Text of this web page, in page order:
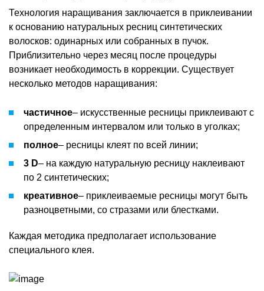
Технология наращивания заключается в приклеивании
к основанию натуральных ресниц синтетических
волосков: одинарных или собранных в пучок.
Приблизительно через месяц после процедуры
возникает необходимость в коррекции. Существует
несколько методов наращивания:
частичное– искусственные ресницы приклеивают с
определенным интервалом или только в уголках;
полное– ресницы клеят по всей линии;
3 D– на каждую натуральную ресницу наклеивают
по 2 синтетических;
креативное– приклеиваемые ресницы могут быть
разноцветными, со стразами или блестками.
Каждая методика предполагает использование
специального клея.